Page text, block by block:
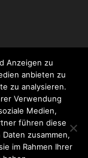
Kickboxing -
- Kickboxen
Anzeigen zu
anbieten zu
zu analysieren.
Verwendung
Medien,
führen diese
zusammen,
im Rahmen Ihrer